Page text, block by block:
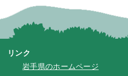
リンク
岩手県のホームページ